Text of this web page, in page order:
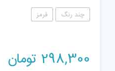
چند رنگ قرمز
298,300 تومان